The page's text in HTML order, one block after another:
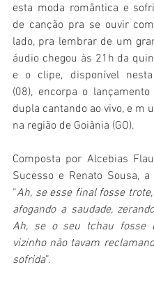
esta moda romântica e
de canção pra se ouvir
lado, pra lembrar de um
áudio chegou às 21h da
e o clipe, disponível
(08), encorpa o
dupla cantando ao vivo, e m
na região de Goiânia (GO).
Composta por Alcebias
Sucesso e Renato Sousa,
“Ah, se esse final fosse
afogando a saudade,
Ah, se o seu tchau fosse
vizinho não tavam
sofrida”.